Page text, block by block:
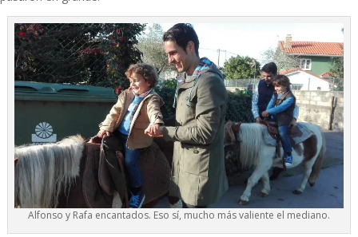
Alfonso y Rafa encantados. Eso sí, mucho más valiente el mediano.